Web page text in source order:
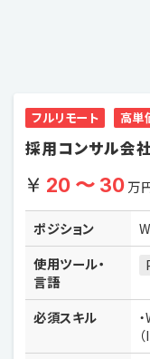
フルリモート 高単
採用コンサル会
20 〜 30万
ポジション
使用ツール・
言語
必須スキル